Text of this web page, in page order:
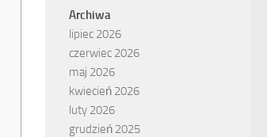
Archiwa
lipiec 2026
czerwiec 2026
maj 2026
kwiecień 2026
luty 2026
grudzień 2025